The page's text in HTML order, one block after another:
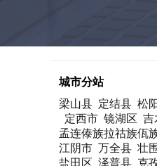
城市分站
梁山县 定结县 松
定西市 镜湖区 吉
孟连傣族拉祜族佤
江阴市 万全县 壮
盐田区 泽普县 克